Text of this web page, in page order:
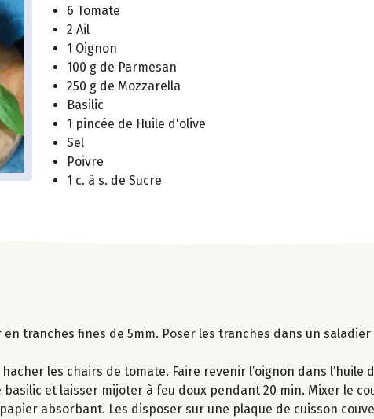
6 Tomate
2 Ail
1 Oignon
100 g de Parmesan
250 g de Mozzarella
Basilic
1 pincée de Huile d'olive
Sel
Poivre
1 c. à s. de Sucre
tranches fines de 5mm. Poser les tranches dans un
les chairs de tomate. Faire revenir l’oignon dans l’huile
basilic et laisser mijoter à feu doux pendant 20 min. Mixer le
absorbant. Les disposer sur une plaque de cuisson